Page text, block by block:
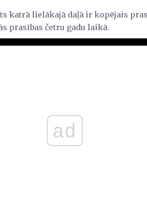
katrā lielākajā daļā ir kopējais
prasības četru gadu laikā.
ad